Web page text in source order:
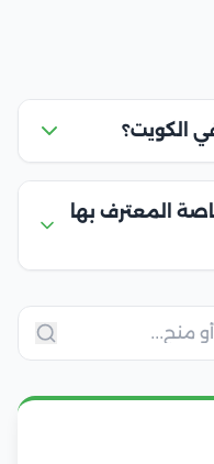
المعترف بها